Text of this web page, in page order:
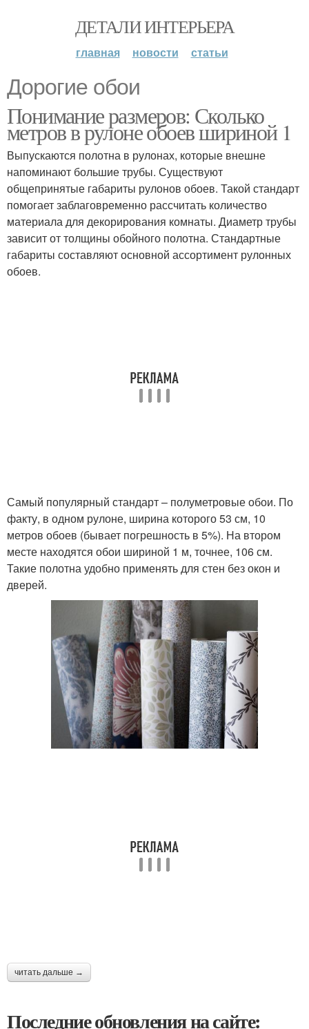
ДЕТАЛИ ИНТЕРЬЕРА
главная новости статьи
Дорогие обои
Понимание размеров: Сколько
метров в рулоне обоев шириной 1
Выпускаются полотна в рулонах, которые внешне
напоминают большие трубы. Существуют
общепринятые габариты рулонов обоев. Такой стандарт
помогает заблаговременно рассчитать количество
материала для декорирования комнаты. Диаметр трубы
зависит от толщины обойного полотна. Стандартные
габариты составляют основной ассортимент рулонных
обоев.
Самый популярный стандарт – полуметровые обои. По
факту, в одном рулоне, ширина которого 53 см, 10
метров обоев (бывает погрешность в 5%). На втором
месте находятся обои шириной 1 м, точнее, 106 см.
Такие полотна удобно применять для стен без окон и
дверей.
читать дальше →
Последние обновления на сайте: